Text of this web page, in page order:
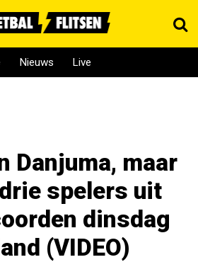
Nieuws Live
Danjuma, maar
spelers uit
dinsdag
(VIDEO)